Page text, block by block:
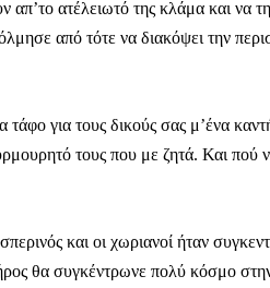
Και το σεβόμαστε.
απ’το ατέλειωτό της κλάμα και να
από τότε να διακόψει την
για τους δικούς σας μ’ένα
τους που με ζητά. Και πού
και οι χωριανοί ήταν
θα συγκέντρωνε πολύ κόσμο στην